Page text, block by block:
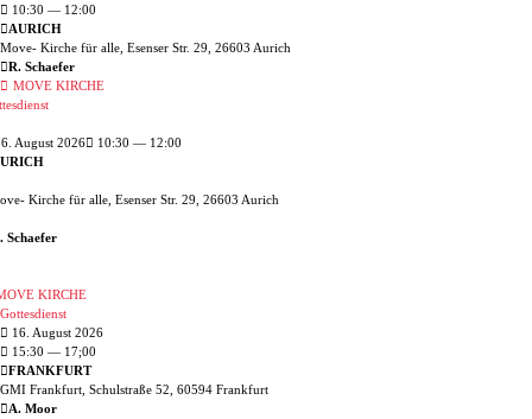
10:30 — 12:00
AURICH
Move- Kirche für alle, Esenser Str. 29, 26603 Aurich
R. Schaefer
MOVE KIRCHE
August 2026
10:30 — 12:00
Kirche für alle, Esenser Str. 29, 26603 Aurich
Schaefer
KIRCHE
Gottesdienst
16. August 2026
15:30 — 17;00
FRANKFURT
GMI Frankfurt, Schulstraße 52, 60594 Frankfurt
A. Moor